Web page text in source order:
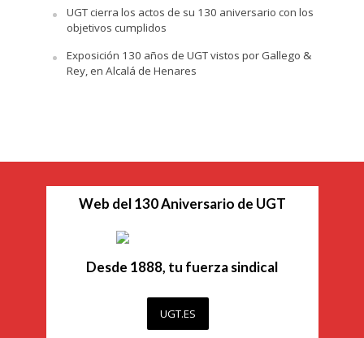
UGT cierra los actos de su 130 aniversario con los
objetivos cumplidos
Exposición 130 años de UGT vistos por Gallego &
Rey, en Alcalá de Henares
Web del 130 Aniversario de UGT
Desde 1888, tu fuerza sindical
UGT.ES